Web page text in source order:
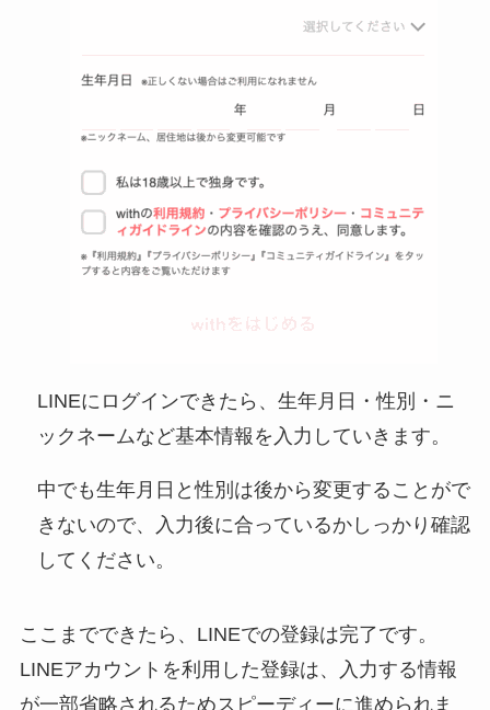
LINEにログインできたら、生年月日・性別・ニ
ックネームなど基本情報を入力していきます。
中でも生年月日と性別は後から変更することがで
きないので、入力後に合っているかしっかり確認
してください。
ここまでできたら、LINEでの登録は完了です。
LINEアカウントを利用した登録は、入力する情報
が一部省略されるためスピーディーに進められま